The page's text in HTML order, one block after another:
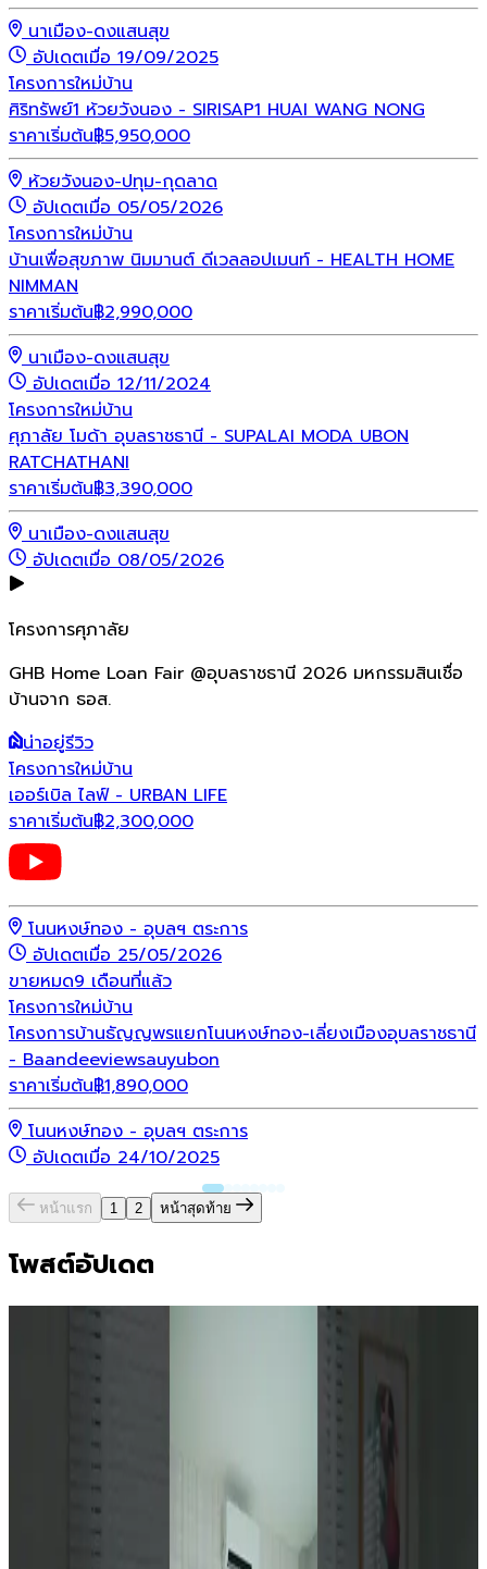
นาเมือง-ดงแสนสุข
อัปเดตเมื่อ 19/09/2025
โครงการใหม่บ้าน
ศิริทรัพย์1 ห้วยวังนอง - SIRISAP1 HUAI WANG NONG
ราคาเริ่มต้น฿5,950,000
ห้วยวังนอง-ปทุม-กุดลาด
อัปเดตเมื่อ 05/05/2026
โครงการใหม่บ้าน
บ้านเพื่อสุขภาพ นิมมานต์ ดีเวลลอปเมนท์ - HEALTH HOME
NIMMAN
ราคาเริ่มต้น฿2,990,000
นาเมือง-ดงแสนสุข
อัปเดตเมื่อ 12/11/2024
โครงการใหม่บ้าน
ศุภาลัย โมด้า อุบลราชธานี - SUPALAI MODA UBON
RATCHATHANI
ราคาเริ่มต้น฿3,390,000
นาเมือง-ดงแสนสุข
อัปเดตเมื่อ 08/05/2026
โครงการศุภาลัย
GHB Home Loan Fair @อุบลราชธานี 2026 มหกรรมสินเชื่อ
บ้านจาก ธอส.
น่าอยู่รีวิว
โครงการใหม่บ้าน
เออร์เบิล ไลฟ์ - URBAN LIFE
ราคาเริ่มต้น฿2,300,000
โนนหงษ์ทอง - อุบลฯ ตระการ
อัปเดตเมื่อ 25/05/2026
ขายหมด9 เดือนที่แล้ว
โครงการใหม่บ้าน
โครงการบ้านธัญญพรแยกโนนหงษ์ทอง-เลี่ยงเมืองอุบลราชธานี
- Baandeeviewsauyubon
ราคาเริ่มต้น฿1,890,000
โนนหงษ์ทอง - อุบลฯ ตระการ
อัปเดตเมื่อ 24/10/2025
หน้าแรก 1 2 หน้าสุดท้าย
โพสต์อัปเดต
สาริน โนว่า ดอนกลาง
4 ชั่วโมงที่แล้ว
- ขามใหญ่ บ้านคุณภาพบนทำเลใจกลาง
เมืองอุบลราชธานี จุดเด่นที่คิดมาให้แล้ว - ทำเลดี ซอยเทคโน
อุบลฯ สะดวกสบายทุกการเดินทางเข้าเมือง-ไปต่างจังหวัดช่วย
ประหยัดทั้งเวลาและค่าใช้จ่ายได้ทุกวัน 📍 รพ.ราชเวชอุบล เพียง
5 นาที* 📍 เซ็นทรัลอุบล เพียง 8 นาที* 📍 สนามบินนานาชาติ